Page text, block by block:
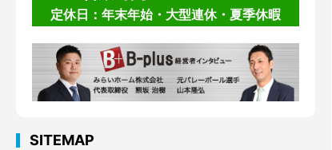
定休日：年末年始・大型連休・夏季休暇
SITEMAP